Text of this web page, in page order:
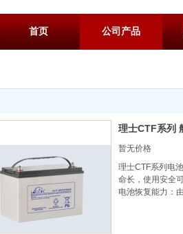
首页 公司产品
理士CTF系列
暂无价格
理士CTF系列电
命长，使用安全
电池恢复能力：